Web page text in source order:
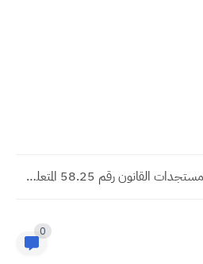
​قراءة في مستجدات القانون رقم 58.25 المتعلق بالمسطرة المدنية
0